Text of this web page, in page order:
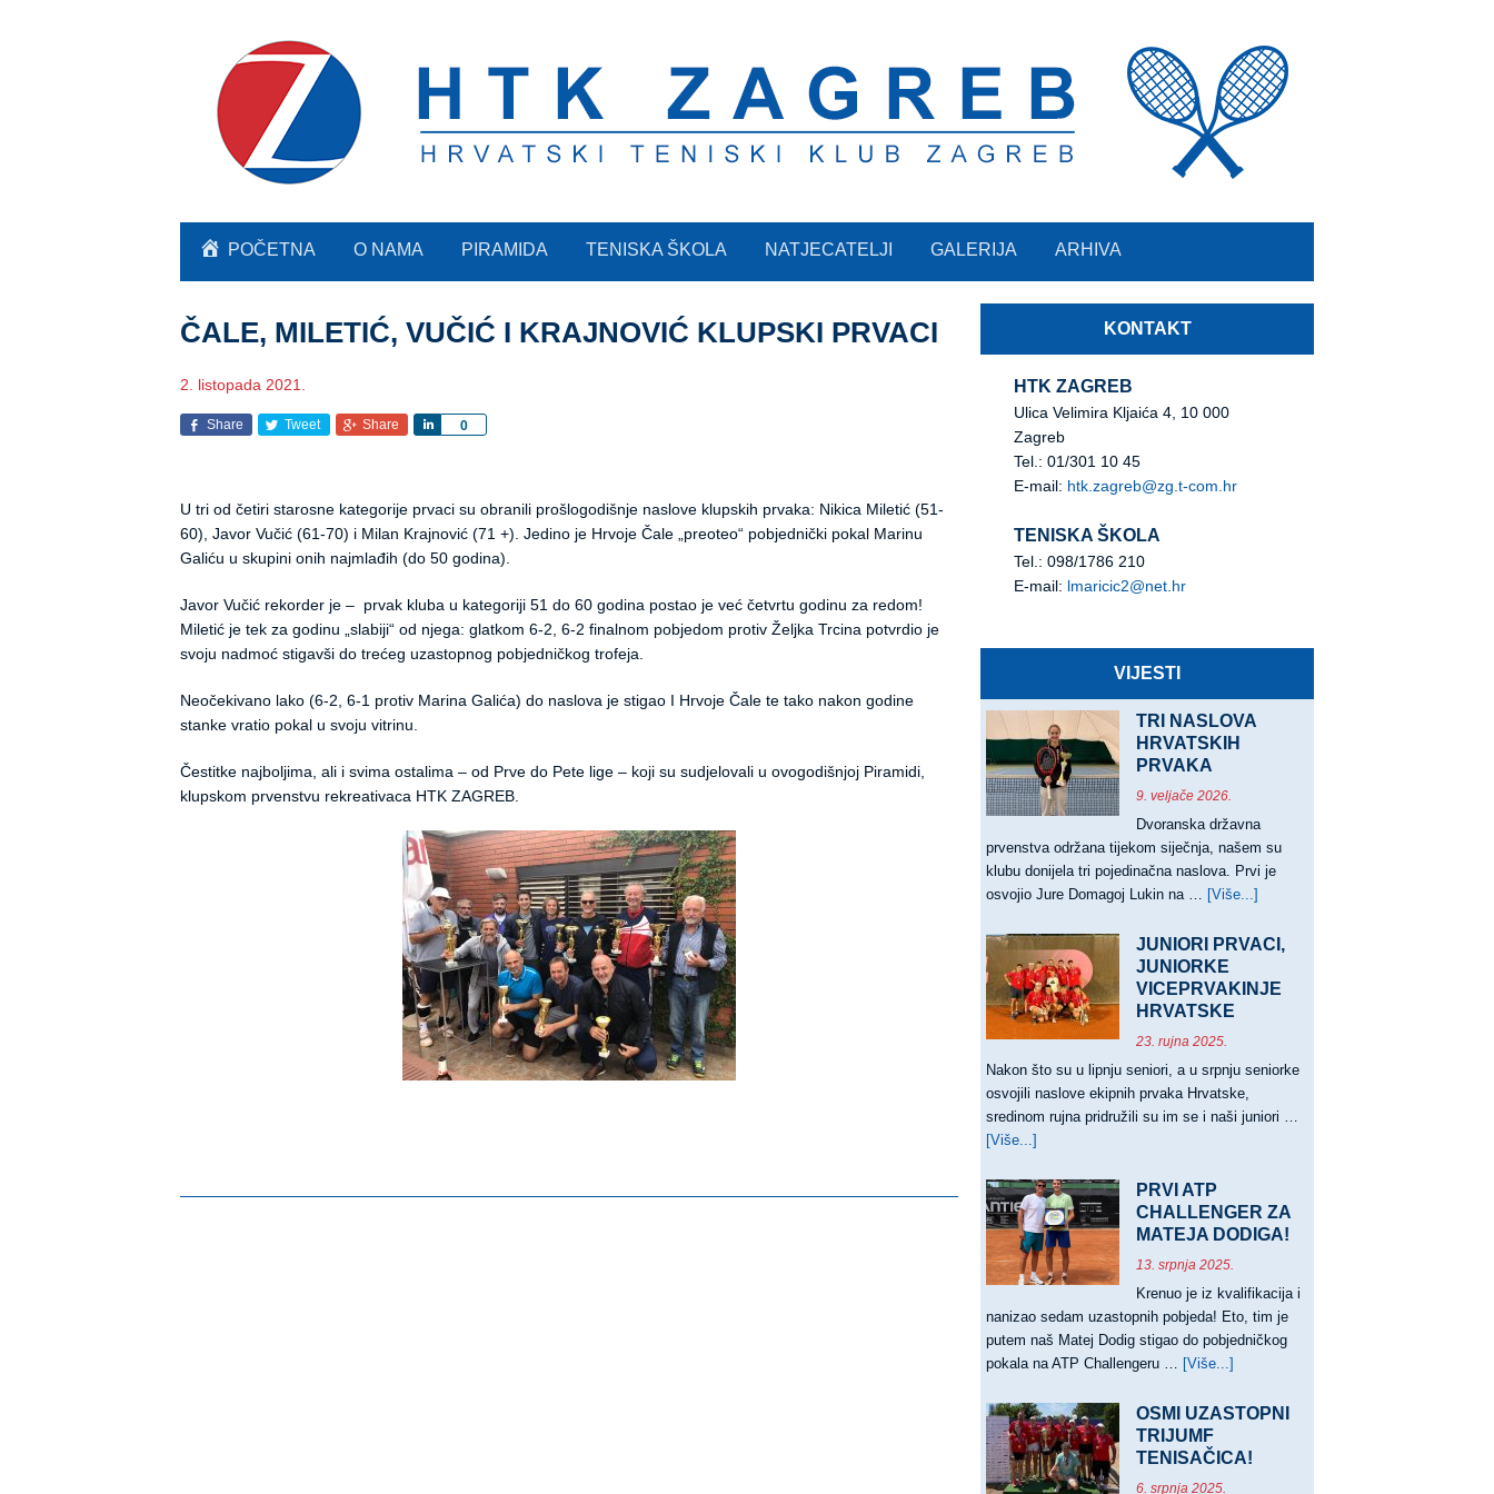
POČETNA O NAMA PIRAMIDA TENISKA ŠKOLA NATJECATELJI GALERIJA ARHIVA
ČALE, MILETIĆ, VUČIĆ I KRAJNOVIĆ KLUPSKI PRVACI
2. listopada 2021.
Share Tweet Share 0
Share
U tri od četiri starosne kategorije prvaci su obranili prošlogodišnje naslove klupskih prvaka: Nikica Miletić (51-
60), Javor Vučić (61-70) i Milan Krajnović (71 +). Jedino je Hrvoje Čale „preoteo“ pobjednički pokal Marinu
Galiću u skupini onih najmlađih (do 50 godina).
Javor Vučić rekorder je – prvak kluba u kategoriji 51 do 60 godina postao je već četvrtu godinu za redom!
Miletić je tek za godinu „slabiji“ od njega: glatkom 6-2, 6-2 finalnom pobjedom protiv Željka Trcina potvrdio je
svoju nadmoć stigavši do trećeg uzastopnog pobjedničkog trofeja.
Neočekivano lako (6-2, 6-1 protiv Marina Galića) do naslova je stigao I Hrvoje Čale te tako nakon godine
stanke vratio pokal u svoju vitrinu.
Čestitke najboljima, ali i svima ostalima – od Prve do Pete lige – koji su sudjelovali u ovogodišnjoj Piramidi,
klupskom prvenstvu rekreativaca HTK ZAGREB.
KONTAKT
HTK ZAGREB
Ulica Velimira Kljaića 4, 10 000
Zagreb
Tel.: 01/301 10 45
E-mail: htk.zagreb@zg.t-com.hr
TENISKA ŠKOLA
Tel.: 098/1786 210
E-mail: lmaricic2@net.hr
VIJESTI
TRI NASLOVA
HRVATSKIH
PRVAKA
9. veljače 2026.
Dvoranska državna
prvenstva održana tijekom siječnja, našem su
klubu donijela tri pojedinačna naslova. Prvi je
osvojio Jure Domagoj Lukin na … [Više...]
NASLOVA
PRVAKA
JUNIORI PRVACI,
JUNIORKE
VICEPRVAKINJE
HRVATSKE
23. rujna 2025.
Nakon što su u lipnju seniori, a u srpnju seniorke
osvojili naslove ekipnih prvaka Hrvatske,
sredinom rujna pridružili su im se i naši juniori …
[Više...]
PRVACI,
JUNIORKE
VICEPRVAKINJE
HRVATSKE
PRVI ATP
CHALLENGER ZA
MATEJA DODIGA!
13. srpnja 2025.
Krenuo je iz kvalifikacija i
nanizao sedam uzastopnih pobjeda! Eto, tim je
putem naš Matej Dodig stigao do pobjedničkog
pokala na ATP Challengeru … [Više...]
ATP
ZA
OSMI UZASTOPNI
TRIJUMF
TENISAČICA!
6. srpnja 2025.